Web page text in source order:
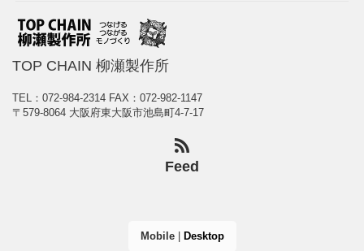
TOP CHAIN 柳瀬製作所
TEL：072-984-2314 FAX：072-982-1147
〒579-8064 大阪府東大阪市池島町4-7-17
Feed
Mobile| Desktop